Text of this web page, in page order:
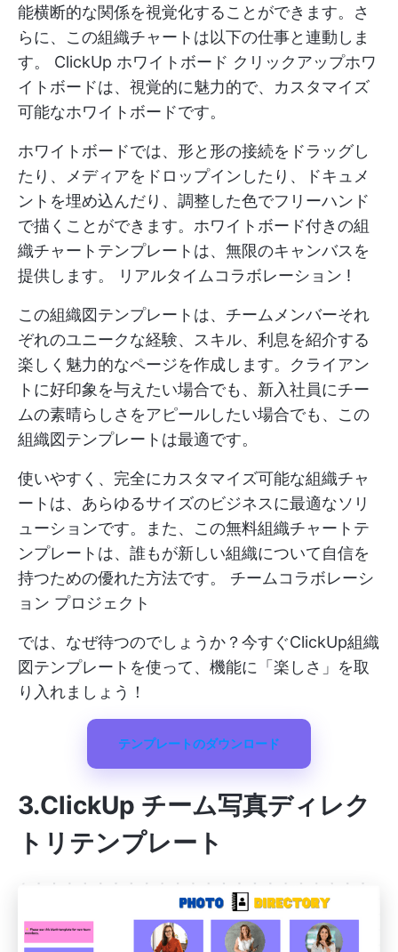
能横断的な関係を視覚化することができます。さ
らに、この組織チャートは以下の仕事と連動しま
す。 ClickUp ホワイトボード クリックアップホワ
イトボードは、視覚的に魅力的で、カスタマイズ
可能なホワイトボードです。
ホワイトボードでは、形と形の接続をドラッグし
たり、メディアをドロップインしたり、ドキュメ
ントを埋め込んだり、調整した色でフリーハンド
で描くことができます。ホワイトボード付きの組
織チャートテンプレートは、無限のキャンバスを
提供します。
リアルタイムコラボレーション !
この組織図テンプレートは、チームメンバーそれ
ぞれのユニークな経験、スキル、利息を紹介する
楽しく魅力的なページを作成します。クライアン
トに好印象を与えたい場合でも、新入社員にチー
ムの素晴らしさをアピールしたい場合でも、この
組織図テンプレートは最適です。
使いやすく、完全にカスタマイズ可能な組織チャ
ートは、あらゆるサイズのビジネスに最適なソリ
ューションです。また、この無料組織チャートテ
ンプレートは、誰もが新しい組織について自信を
持つための優れた方法です。 チームコラボレーシ
ョン プロジェクト
では、なぜ待つのでしょうか？今すぐClickUp組織
図テンプレートを使って、機能に「楽しさ」を取
り入れましょう！
テンプレートのダウンロード
3.ClickUp チーム写真ディレク
トリテンプレート